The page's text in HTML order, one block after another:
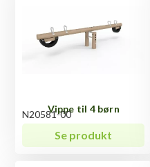
Vippe til 4 børn
N20581-00
Se produkt